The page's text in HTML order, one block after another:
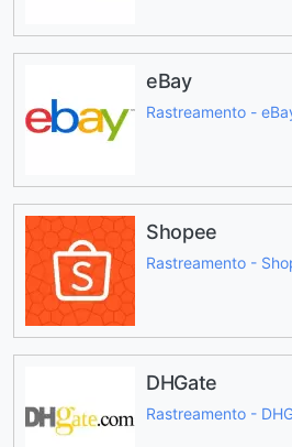
eBay
Rastreamento -
Shopee
Rastreamento -
DHGate
Rastreamento -